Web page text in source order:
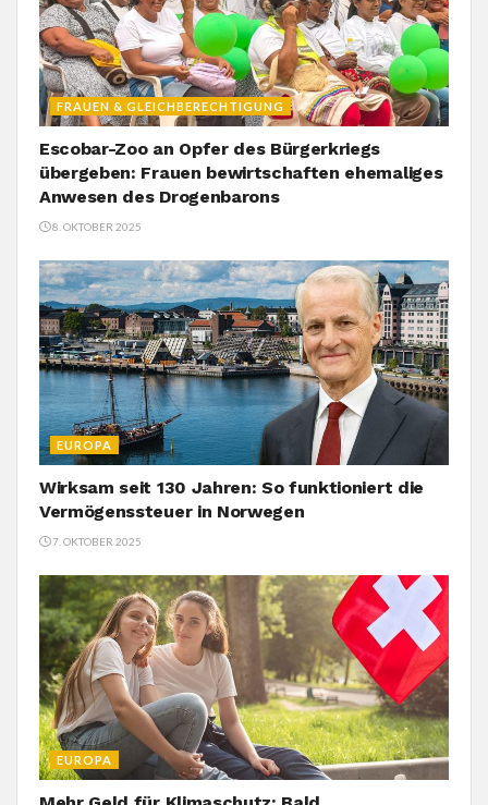
FRAUEN & GLEICHBERECHTIGUNG
Escobar-Zoo an Opfer des Bürgerkriegs
übergeben: Frauen bewirtschaften ehemaliges
Anwesen des Drogenbarons
8. OKTOBER 2025
EUROPA
Wirksam seit 130 Jahren: So funktioniert die
Vermögenssteuer in Norwegen
7. OKTOBER 2025
EUROPA